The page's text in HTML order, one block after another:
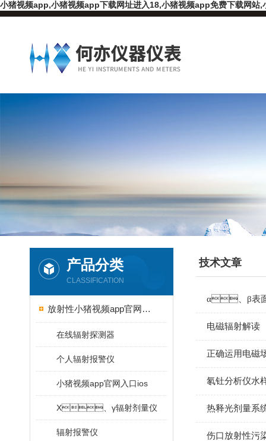
小猪视频app,小猪视频app下载网址进入18,小猪视频app免费下载网站
产品分类
CLASSIFICATION
放射性小猪视频app官网入口ios
在线辐射探测器
个人辐射报警仪
小猪视频app官网入口ios
X、γ辐射剂量仪
辐射报警仪
技术文章
α、β表面
电磁辐射解读
正确运用电磁场
氡钍分析仪水
热释光剂量系
伤口放射性污